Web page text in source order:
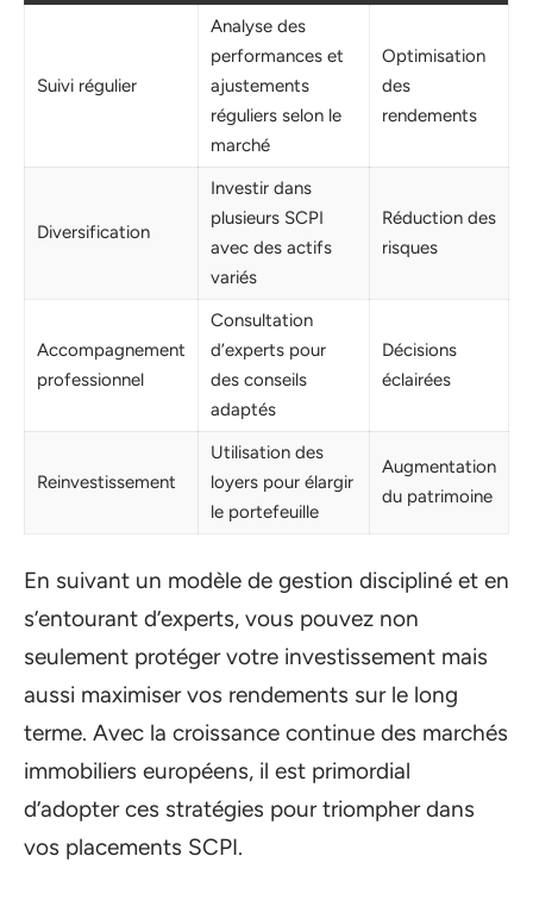
Suivi régulier
Analyse des
performances et
ajustements
réguliers selon le
marché
Optimisation
des
rendements
Diversification
Investir dans
plusieurs SCPI
avec des actifs
variés
Réduction des
risques
Accompagnement
professionnel
Consultation
d’experts pour
des conseils
adaptés
Décisions
éclairées
Reinvestissement
Utilisation des
loyers pour élargir
le portefeuille
Augmentation
du patrimoine
En suivant un modèle de gestion discipliné et en
s’entourant d’experts, vous pouvez non
seulement protéger votre investissement mais
aussi maximiser vos rendements sur le long
terme. Avec la croissance continue des marchés
immobiliers européens, il est primordial
d’adopter ces stratégies pour triompher dans
vos placements SCPI.